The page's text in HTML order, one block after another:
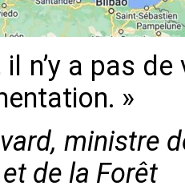
n’y a pas de
»
ministre
de la Forêt